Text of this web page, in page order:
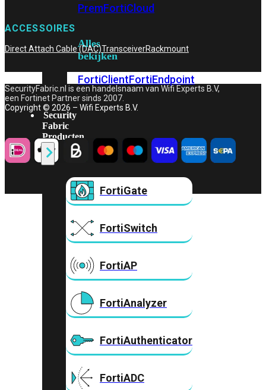
PremFortiCloud
Alles
bekijken
FortiClientFortiEndpoint
Security
Fabric
Producten
FortiGate
FortiSwitch
FortiAP
FortiAnalyzer
FortiAuthenticator
FortiADC
ACCESSOIRES
Direct Attach Cable (DAC)TransceiverRackmount
SecurityFabric.nl is een handelsnaam van Wifi Experts B.V,
een Fortinet Partner sinds 2007.
Copyright © 2026 – Wifi Experts B.V.